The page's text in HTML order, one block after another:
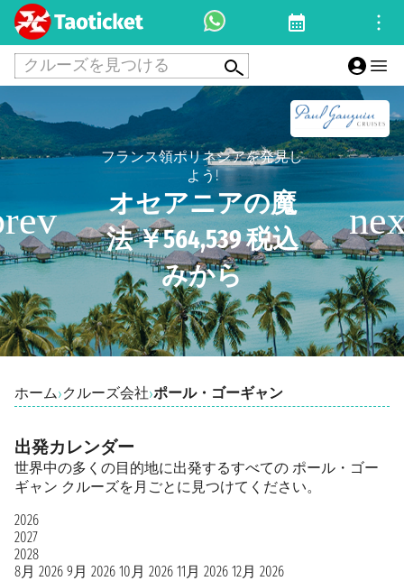
クルーズを見つける
フランス領ポリネシアを発見し
よう!
オセアニアの魔
法 ￥564,539 税込
みから
ホーム›クルーズ会社›ポール・ゴーギャン
出発カレンダー
世界中の多くの目的地に出発するすべての ポール・ゴー
ギャン クルーズを月ごとに見つけてください。
2026
2027
2028
8月 2026 9月 2026 10月 2026 11月 2026 12月 2026